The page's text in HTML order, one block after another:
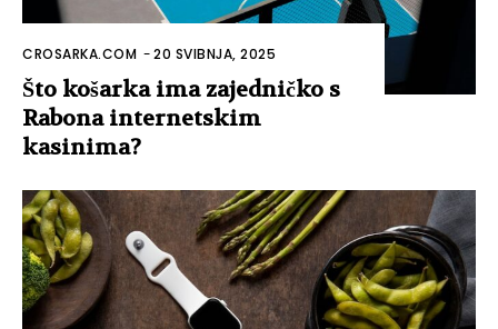
CROSARKA.COM -20 SVIBNJA, 2025
Što košarka ima zajedničko s
Rabona internetskim
kasinima?